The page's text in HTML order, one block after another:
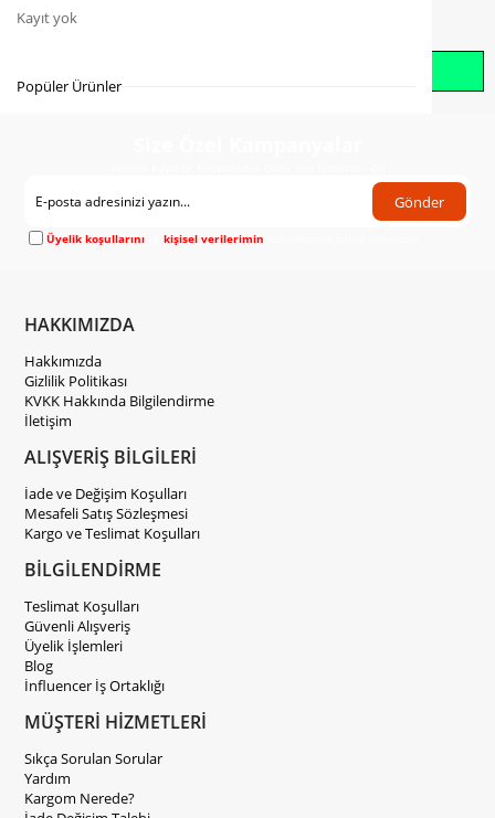
Gönder
Üyelik koşullarını vekişisel verilerimin
HAKKIMIZDA
Hakkımızda
Gizlilik Politikası
KVKK Hakkında Bilgilendirme
İletişim
ALIŞVERİŞ BİLGİLERİ
İade ve Değişim Koşulları
Mesafeli Satış Sözleşmesi
Kargo ve Teslimat Koşulları
BİLGİLENDİRME
Teslimat Koşulları
Güvenli Alışveriş
Üyelik İşlemleri
Blog
İnfluencer İş Ortaklığı
MÜŞTERİ HİZMETLERİ
Sıkça Sorulan Sorular
Yardım
Kargom Nerede?
Kayıt yok
Popüler Ürünler